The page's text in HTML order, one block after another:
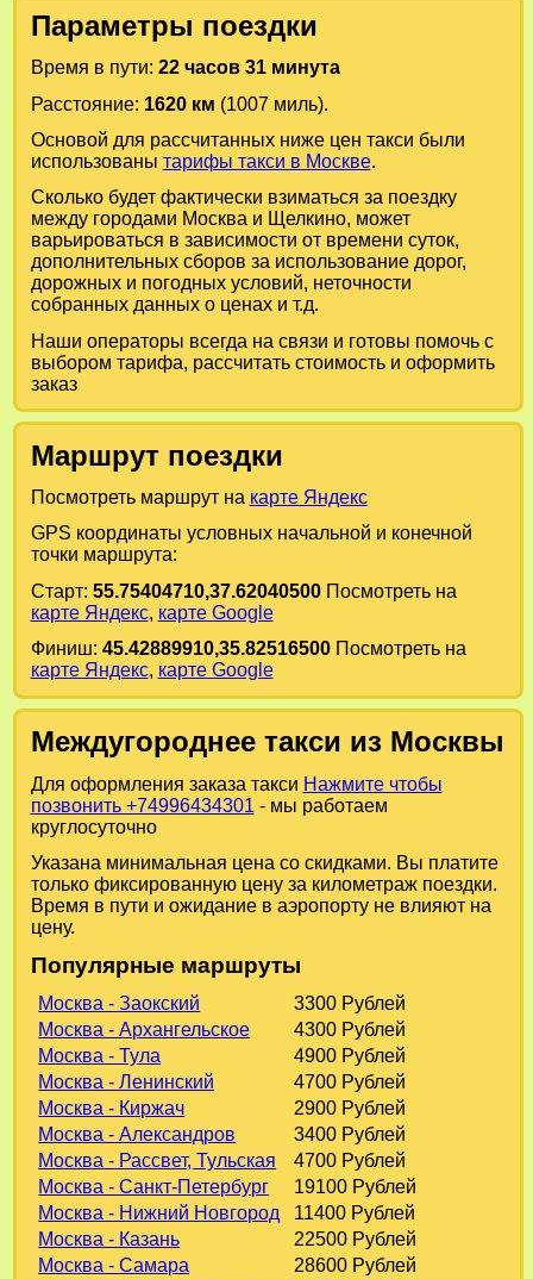
Параметры поездки
Время в пути: 22 часов 31 минута
Расстояние: 1620 км (1007 миль).
Основой для рассчитанных ниже цен такси были
использованы тарифы такси в Москве.
Сколько будет фактически взиматься за поездку
между городами Москваи Щелкино, может
варьироваться в зависимости от времени суток,
дополнительных сборов за использование дорог,
дорожных и погодных условий, неточности
собранных данных о ценах и т.д.
Наши операторы всегда на связи и готовы помочь с
выбором тарифа, рассчитать стоимость и оформить
заказ
Маршрут поездки
Посмотреть маршрут на карте Яндекс
GPS координаты условных начальной и конечной
точки маршрута:
Старт: 55.75404710,37.62040500Посмотреть на
карте Яндекс, карте Google
Финиш: 45.42889910,35.82516500Посмотреть на
карте Яндекс, карте Google
Междугороднее такси из Москвы
Для оформления заказа такси Нажмите чтобы
позвонить +74996434301 - мы работаем
круглосуточно
Указана минимальная цена со скидками. Вы платите
только фиксированную цену за километраж поездки.
Время в пути и ожидание в аэропорту не влияют на
цену.
Популярные маршруты
Москва - Заокский
3300 Рублей
Москва - Архангельское
4300 Рублей
Москва - Тула
4900 Рублей
Москва - Ленинский
4700 Рублей
Москва - Киржач
2900 Рублей
Москва - Александров
3400 Рублей
Москва - Рассвет, Тульская
4700 Рублей
Москва - Санкт-Петербург
19100 Рублей
Москва - Нижний Новгород
11400 Рублей
Москва - Казань
22500 Рублей
Москва - Самара
28600 Рублей